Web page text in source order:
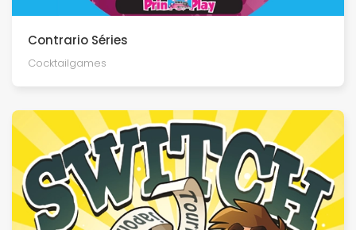
Contrario Séries
Cocktailgames